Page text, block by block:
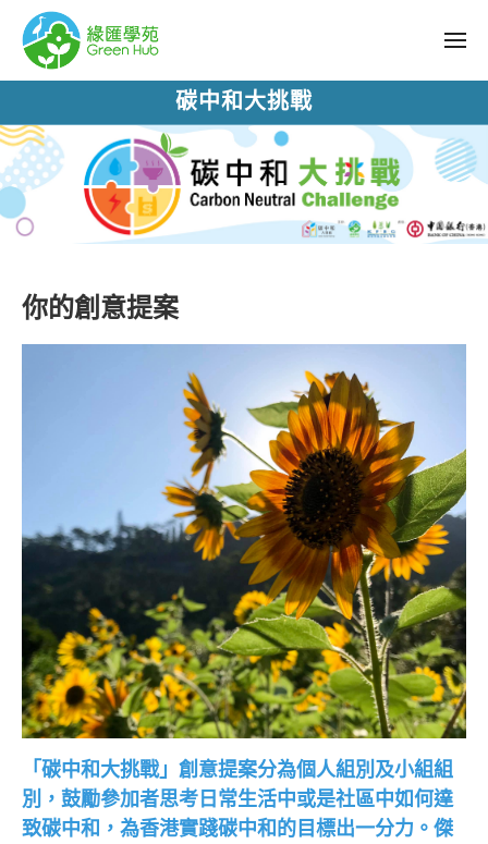
碳中和大挑戰
你的創意提案
「碳中和大挑戰」創意提案分為個人組別及小組組
別，鼓勵參加者思考日常生活中或是社區中如何達
致碳中和，為香港實踐碳中和的目標出一分力。傑